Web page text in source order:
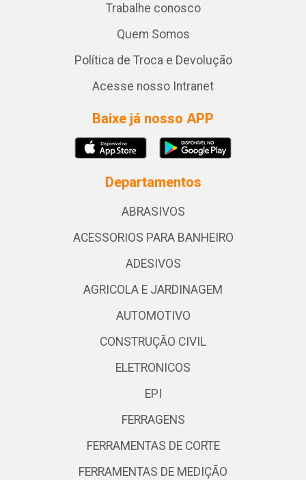
Trabalhe conosco
Quem Somos
Política de Troca e Devolução
Acesse nosso Intranet
Baixe já nosso APP
Departamentos
ABRASIVOS
ACESSORIOS PARA BANHEIRO
ADESIVOS
AGRICOLA E JARDINAGEM
AUTOMOTIVO
CONSTRUÇÃO CIVIL
ELETRONICOS
EPI
FERRAGENS
FERRAMENTAS DE CORTE
FERRAMENTAS DE MEDIÇÃO